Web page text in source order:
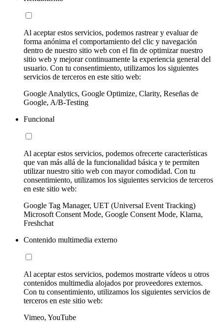
Al aceptar estos servicios, podemos rastrear y evaluar de
forma anónima el comportamiento del clic y navegación
dentro de nuestro sitio web con el fin de optimizar nuestro
sitio web y mejorar continuamente la experiencia general del
usuario. Con tu consentimiento, utilizamos los siguientes
servicios de terceros en este sitio web:
Google Analytics, Google Optimize, Clarity, Reseñas de
Google, A/B-Testing
Funcional
Al aceptar estos servicios, podemos ofrecerte características
que van más allá de la funcionalidad básica y te permiten
utilizar nuestro sitio web con mayor comodidad. Con tu
consentimiento, utilizamos los siguientes servicios de terceros
en este sitio web:
Google Tag Manager, UET (Universal Event Tracking)
Microsoft Consent Mode, Google Consent Mode, Klarna,
Freshchat
Contenido multimedia externo
Al aceptar estos servicios, podemos mostrarte vídeos u otros
contenidos multimedia alojados por proveedores externos.
Con tu consentimiento, utilizamos los siguientes servicios de
terceros en este sitio web:
Vimeo, YouTube